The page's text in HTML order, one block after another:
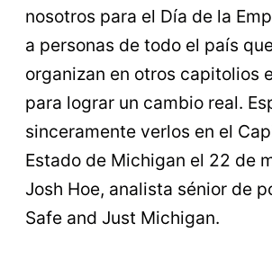
nosotros para el Día de la
a personas de todo el país
organizan en otros capitolios
para lograr un cambio real.
sinceramente verlos en el
Estado de Michigan el 22 de
Josh Hoe, analista sénior de
Safe and Just Michigan.